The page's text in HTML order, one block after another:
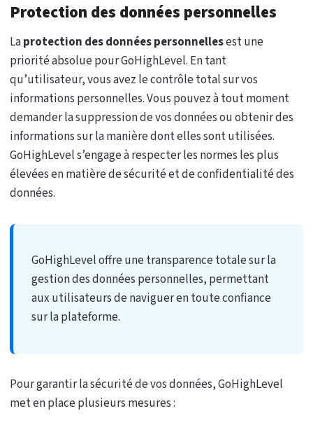
Protection des données personnelles
Laprotection des données personnellesest une
priorité absolue pour GoHighLevel. En tant
qu’utilisateur, vous avez le contrôle total sur vos
informations personnelles. Vous pouvez à tout moment
demander la suppression de vos données ou obtenir des
informations sur la manière dont elles sont utilisées.
GoHighLevel s’engage à respecter les normes les plus
élevées en matière de sécurité et de confidentialité des
données.
GoHighLevel offre une transparence totale sur la
gestion des données personnelles, permettant
aux utilisateurs de naviguer en toute confiance
sur la plateforme.
Pour garantir la sécurité de vos données, GoHighLevel
met en place plusieurs mesures :